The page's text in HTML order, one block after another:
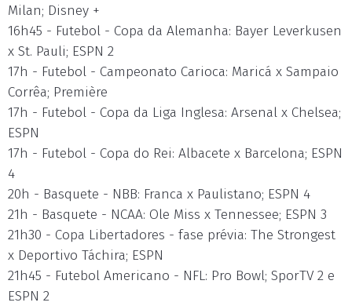
Milan; Disney +
16h45 - Futebol - Copa da Alemanha: Bayer Leverkusen
x St. Pauli; ESPN 2
17h - Futebol - Campeonato Carioca: Maricá x Sampaio
Corrêa; Première
17h - Futebol - Copa da Liga Inglesa: Arsenal x Chelsea;
ESPN
17h - Futebol - Copa do Rei: Albacete x Barcelona; ESPN
4
20h - Basquete - NBB: Franca x Paulistano; ESPN 4
21h - Basquete - NCAA: Ole Miss x Tennessee; ESPN 3
21h30 - Copa Libertadores - fase prévia: The Strongest
x Deportivo Táchira; ESPN
21h45 - Futebol Americano - NFL: Pro Bowl; SporTV 2 e
ESPN 2